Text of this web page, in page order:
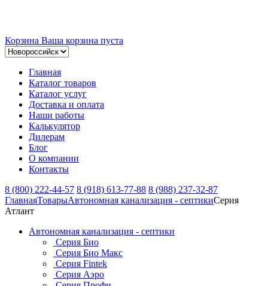
Корзина Ваша корзина пуста
Главная
Каталог товаров
Каталог услуг
Доставка и оплата
Наши работы
Калькулятор
Дилерам
Блог
О компании
Контакты
8 (800) 222-44-57 8 (918) 613-77-88 8 (988) 237-32-87
ГлавнаяТоварыАвтономная канализация - септикиСерия
Атлант
Автономная канализация - септики
Серия Био
Серия Био Макс
Серия Fintek
Серия Аэро